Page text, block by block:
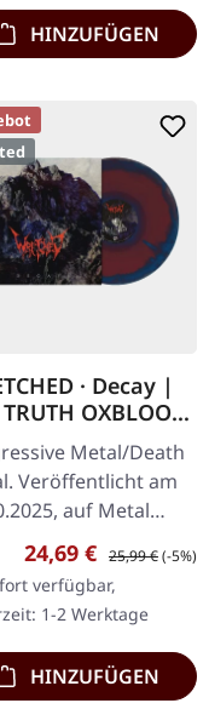
HINZUFÜGEN
· Decay |
OXBLOOD
SILVER LPMetal/Death
Veröffentlicht am
auf Metal
Records.
Blau/Silber
Vinyl mit
und…
Verkaufspreis:
24,69 € Regulärer
25,99 €(-5%)
verfügbar,
1-2 Werktage
HINZUFÜGEN